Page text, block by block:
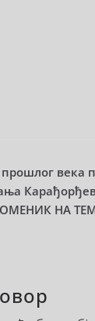
века
НА